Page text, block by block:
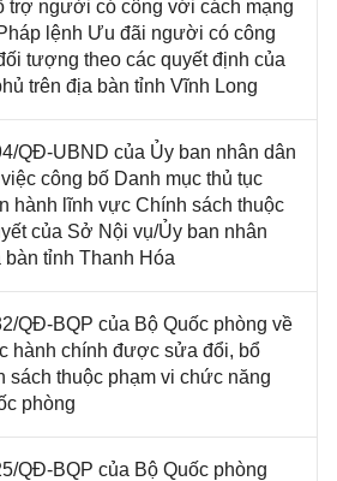
trợ người có công với cách mạng
lệnh Ưu đãi người có công
tượng theo các quyết định của
trên địa bàn tỉnh Vĩnh Long
QĐ-UBND của Ủy ban nhân dân
công bố Danh mục thủ tục
hành lĩnh vực Chính sách thuộc
của Sở Nội vụ/Ủy ban nhân
tỉnh Thanh Hóa
QĐ-BQP của Bộ Quốc phòng về
hành chính được sửa đổi, bổ
sách thuộc phạm vi chức năng
phòng
QĐ-BQP của Bộ Quốc phòng